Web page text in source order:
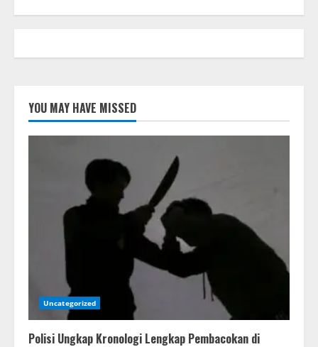
YOU MAY HAVE MISSED
Uncategorized
Polisi Ungkap Kronologi Lengkap Pembacokan di